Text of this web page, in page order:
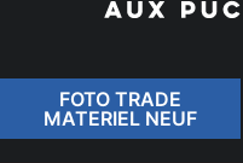
FOTO TRADE
MATERIEL NEUF